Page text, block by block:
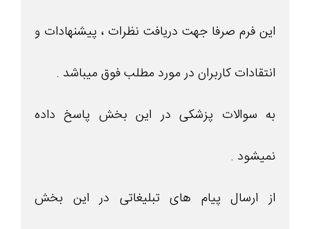
این فرم صرفا جهت دریافت نظرات ، پیشنهادات و
انتقادات کاربران در مورد مطلب فوق میباشد .
به سوالات پزشکی در این بخش پاسخ داده
نمیشود .
از ارسال پیام های تبلیغاتی در این بخش